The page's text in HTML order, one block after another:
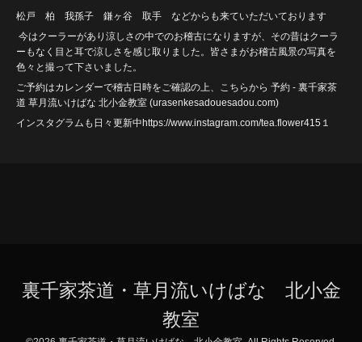
松戸 柏 我孫子 鎌ヶ谷 取手 などからも来ていただいております
今はクーラーがあり涼しさの中でのお稽古になりますが、その昔はクーラ
ーもなく目と耳で涼しさを感じ取りました。皆さまがお稽古風景の写真を
色々と撮って下さいました。
ご予約はカレンダーで稽古日時をご確認の上、こちらから 予約 - 裏千家茶
道 草月流いけばな 北小金教室 (urasenkesadouesadou .com)
インスタグラムも日々更新中https://www.instagram.com/tea.flower415１
裏千家茶道・草月流いけばな 北小金
教室